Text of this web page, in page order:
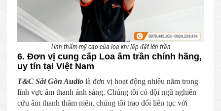
Tính thẩm mỹ cao của loa khi lắp đặt lên trần
6. Đơn vị cung cấp Loa âm trần chính hãng,
uy tín tại Việt Nam
T&C Sài Gòn Audio là đơn vị hoạt động nhiều năm trong
lĩnh vực âm thanh ánh sáng. Chúng tôi có đội ngũ nghiên
cứu âm thanh thâm niên, chúng tôi trao đổi liên tục với